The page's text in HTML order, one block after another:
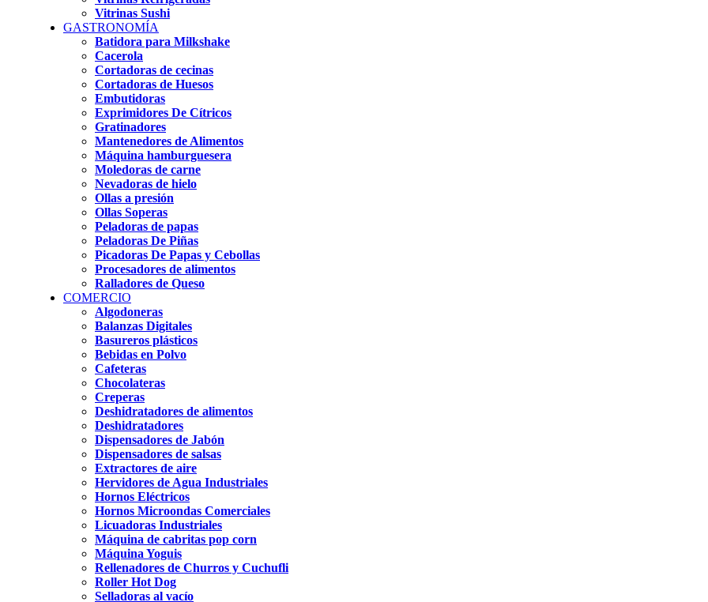
Vitrinas Sushi
GASTRONOMÍA
Batidora para Milkshake
Cacerola
Cortadoras de cecinas
Cortadoras de Huesos
Embutidoras
Exprimidores De Cítricos
Gratinadores
Mantenedores de Alimentos
Máquina hamburguesera
Moledoras de carne
Nevadoras de hielo
Ollas a presión
Ollas Soperas
Peladoras de papas
Peladoras De Piñas
Picadoras De Papas y Cebollas
Procesadores de alimentos
Ralladores de Queso
COMERCIO
Algodoneras
Balanzas Digitales
Basureros plásticos
Bebidas en Polvo
Cafeteras
Chocolateras
Creperas
Deshidratadores de alimentos
Deshidratadores
Dispensadores de Jabón
Dispensadores de salsas
Extractores de aire
Hervidores de Agua Industriales
Hornos Eléctricos
Hornos Microondas Comerciales
Licuadoras Industriales
Máquina de cabritas pop corn
Máquina Yoguis
Rellenadores de Churros y Cuchufli
Roller Hot Dog
Selladoras al vacío